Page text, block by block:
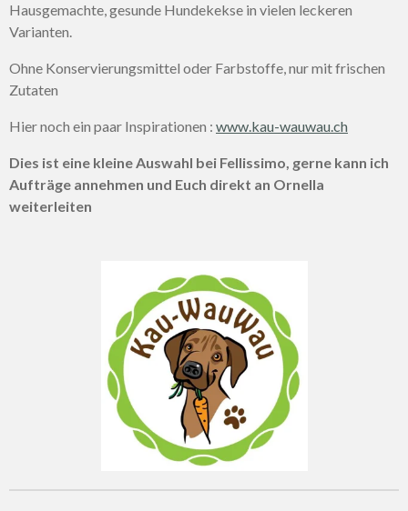
Hausgemachte, gesunde Hundekekse in vielen leckeren
Varianten.
Ohne Konservierungsmittel oder Farbstoffe, nur mit frischen
Zutaten
Hier noch ein paar Inspirationen : www.kau-wauwau.ch
Dies ist eine kleine Auswahl bei Fellissimo, gerne kann ich
Aufträge annehmen und Euch direkt an Ornella
weiterleiten